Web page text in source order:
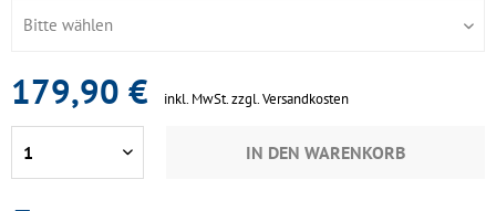
179,90 € inkl. MwSt.zzgl. Versandkosten
IN DEN WARENKORB